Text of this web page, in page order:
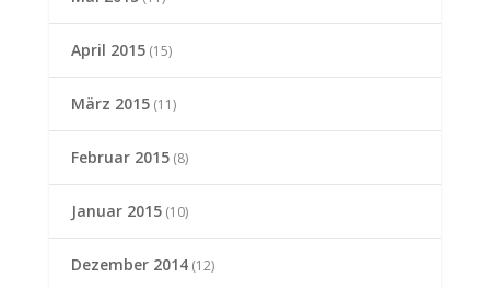
April 2015(15)
März 2015(11)
Februar 2015(8)
Januar 2015(10)
Dezember 2014(12)